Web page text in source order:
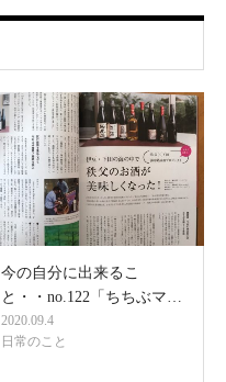
今の自分に出来るこ
と・・no.122「ちちぶマ…
2020.09.4
日常のこと